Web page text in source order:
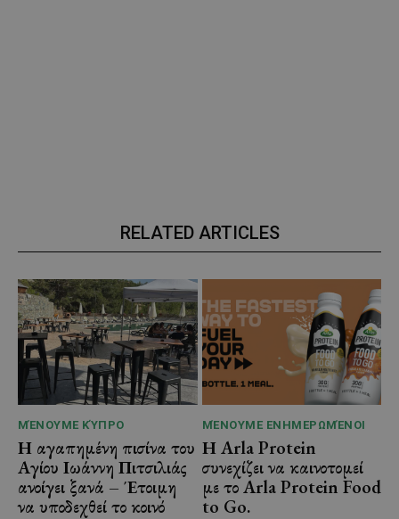
RELATED ARTICLES
ΜΈΝΟΥΜΕ ΚΎΠΡΟ
Η αγαπημένη πισίνα του
Αγίου Ιωάννη Πιτσιλιάς
ανοίγει ξανά – Έτοιμη
να υποδεχθεί το κοινό
ΜΈΝΟΥΜΕ ΕΝΗΜΕΡΩΜΈΝΟΙ
Η Arla Protein
συνεχίζει να καινοτομεί
με το Arla Protein Food
to Go.